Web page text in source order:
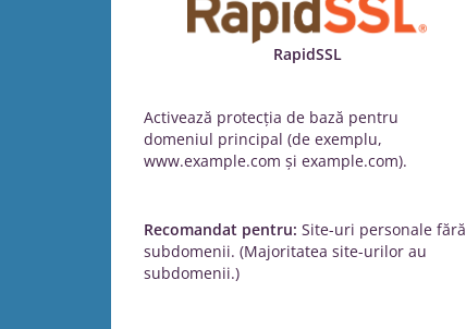
RapidSSL
Activează protecția de bază pentru
domeniul principal (de exemplu,
www.example.com și example.com).
Recomandat pentru: Site-uri personale fără
subdomenii. (Majoritatea site-urilor au
subdomenii.)